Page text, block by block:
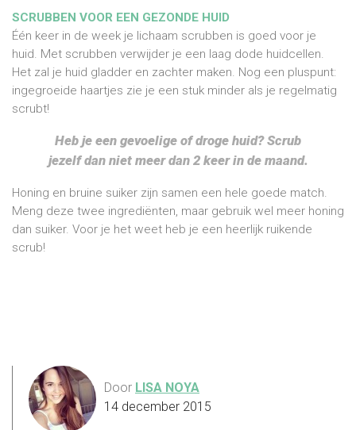
SCRUBBEN VOOR EEN GEZONDE HUID
Één keer in de week je lichaam scrubben is goed voor je
huid. Met scrubben verwijder je een laag dode huidcellen.
Het zal je huid gladder en zachter maken. Nog een pluspunt:
ingegroeide haartjes zie je een stuk minder als je regelmatig
scrubt!
Heb je een gevoelige of droge huid? Scrub
jezelf dan niet meer dan 2 keer in de maand.
Honing en bruine suiker zijn samen een hele goede match.
Meng deze twee ingrediënten, maar gebruik wel meer honing
dan suiker. Voor je het weet heb je een heerlijk ruikende
scrub!
Door LISA NOYA
14 december 2015